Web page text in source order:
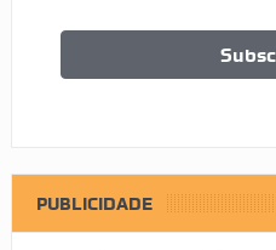
PUBLICIDADE